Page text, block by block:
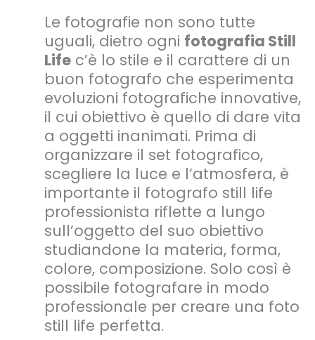
Le fotografie non sono tutte
uguali, dietro ogni fotografia Still
Lifec’è lo stile e il carattere di un
buon fotografo che esperimenta
evoluzioni fotografiche innovative,
il cui obiettivo è quello di dare vita
a oggetti inanimati. Prima di
organizzare il set fotografico,
scegliere la luce e l’atmosfera, è
importante il fotografo still life
professionista riflette a lungo
sull’oggetto del suo obiettivo
studiandone la materia, forma,
colore, composizione. Solo così è
possibile fotografare in modo
professionale per creare una foto
still life perfetta.